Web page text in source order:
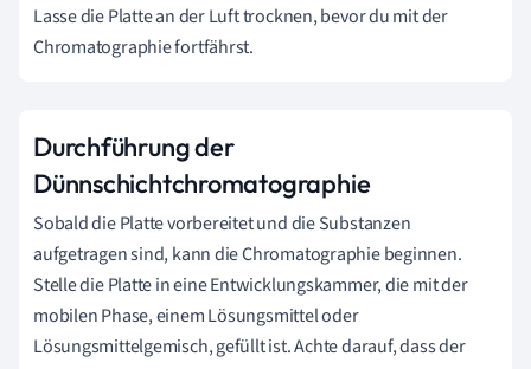
Lasse die Platte an der Luft trocknen, bevor du mit der
Chromatographie fortfährst.
Durchführung der
Dünnschichtchromatographie
Sobald die Platte vorbereitet und die Substanzen
aufgetragen sind, kann die Chromatographie beginnen.
Stelle die Platte in eine Entwicklungskammer, die mit der
mobilen Phase, einem Lösungsmittel oder
Lösungsmittelgemisch, gefüllt ist. Achte darauf, dass der